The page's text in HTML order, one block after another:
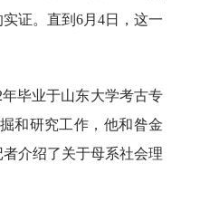
证。直到6月4日，这一
毕业于山东大学考古专
和研究工作，他和昝金
介绍了关于母系社会理